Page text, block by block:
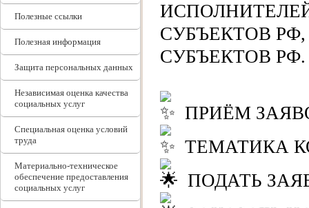
Полезные ссылки
Полезная информация
Защита персональных данных
Независимая оценка качества
социальных услуг
Специальная оценка условий
труда
Материально-техническое
обеспечение предоставления
социальных услуг
СУБЪЕКТОВ
СУБЪЕКТОВ РФ.
ПРИЁМ
ТЕМАТИКА
ПОДАТЬ